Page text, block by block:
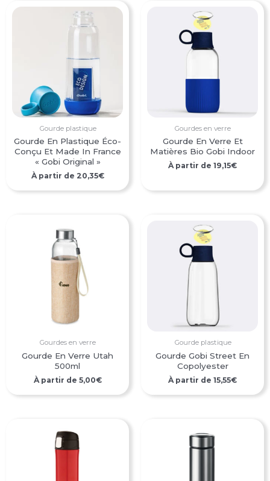
Gourde plastique
Gourde En Plastique Éco-
Conçu Et Made In France
« Gobi Original »
À partir de 20,35€
Gourdes en verre
Gourde En Verre Et
Matières Bio Gobi Indoor
À partir de 19,15€
Gourdes en verre
Gourde En Verre Utah
500ml
À partir de 5,00€
Gourde plastique
Gourde Gobi Street En
Copolyester
À partir de 15,55€